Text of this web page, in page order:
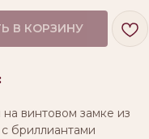
В КОРЗИНУ
на винтовом замке из
бриллиантами